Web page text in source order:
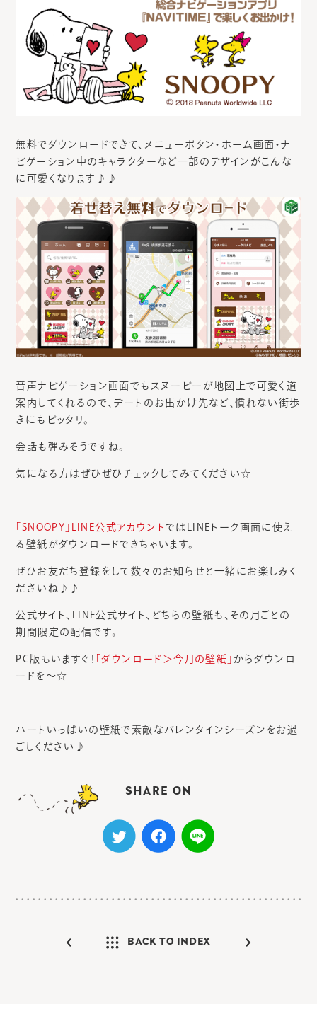
無料でダウンロードできて、メニューボタン・ホーム画面・ナ
ビゲーション中のキャラクターなど一部のデザインがこんな
に可愛くなります♪♪
音声ナビゲーション画面でもスヌーピーが地図上で可愛く道
案内してくれるので、デートのお出かけ先など、慣れない街歩
きにもピッタリ。
会話も弾みそうですね。
気になる方はぜひぜひチェックしてみてください☆
「SNOOPY」LINE公式アカウント ではLINEトーク画面に使え
る壁紙がダウンロードできちゃいます。
ぜひお友だち登録をして数々のお知らせと一緒にお楽しみく
ださいね♪♪
公式サイト、LINE公式サイト、どちらの壁紙も、その月ごとの
期間限定の配信です。
PC版もいますぐ！ 「ダウンロード＞今月の壁紙」 からダウンロ
ードを～☆
ハートいっぱいの壁紙で素敵なバレンタインシーズンをお過
ごしください♪
SHARE ON
BACK TO INDEX